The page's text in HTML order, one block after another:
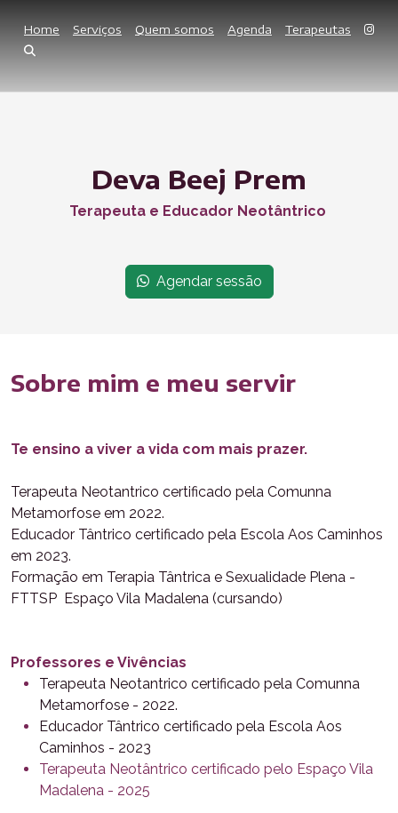
Home Serviços Quem somos Agenda Terapeutas
Deva Beej Prem
Terapeuta e Educador Neotântrico
Agendar sessão
Sobre mim e meu servir
Te ensino a viver a vida com mais prazer.
Terapeuta Neotantrico certificado pela Comunna
Metamorfose em 2022.
Educador Tântrico certificado pela Escola Aos Caminhos
em 2023.
Formação em Terapia Tântrica e Sexualidade Plena -
FTTSP Espaço Vila Madalena (cursando)
Professores e Vivências
Terapeuta Neotantrico certificado pela Comunna
Metamorfose - 2022.
Educador Tântrico certificado pela Escola Aos
Caminhos - 2023
Terapeuta Neotântrico certificado pelo Espaço Vila
Madalena - 2025